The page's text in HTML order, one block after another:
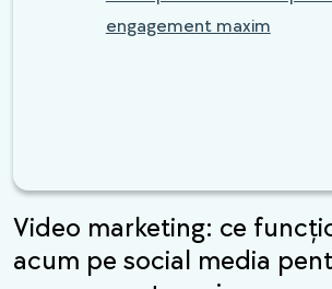
engagement maxim
Video marketing: ce
acum pe social media